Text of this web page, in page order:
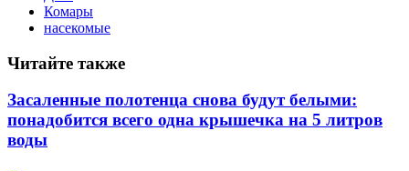
Комары
насекомые
Читайте также
Засаленные полотенца снова будут белыми:
понадобится всего одна крышечка на 5 литров
воды